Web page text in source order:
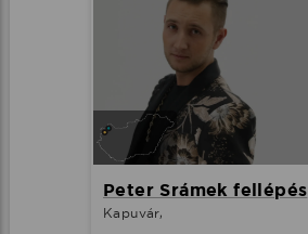
Peter Srámek fellépés
Kapuvár,